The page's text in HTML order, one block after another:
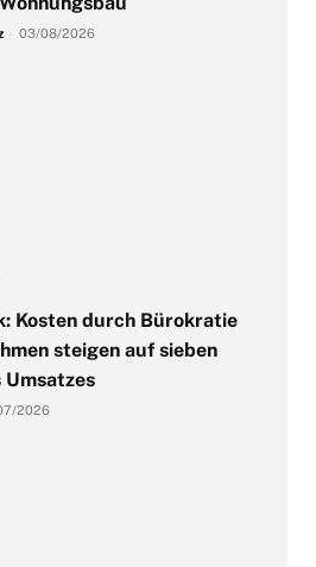
03/08/2026
Kosten durch Bürokratie
steigen auf sieben
Umsatzes
2026